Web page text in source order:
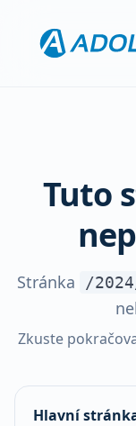
Tuto
Stránka /
Zkuste
Hlavní